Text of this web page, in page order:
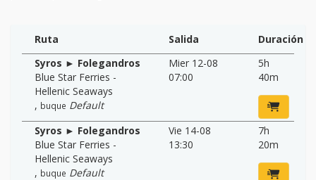
Ruta Salida
Duración
Syros ► Folegandros
Blue Star Ferries -
Hellenic Seaways
, buque Default
Mier 12-08
07:00
5h
40m
Syros ► Folegandros
Blue Star Ferries -
Hellenic Seaways
, buque Default
Vie 14-08
13:30
7h
20m